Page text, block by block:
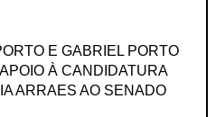
E GABRIEL PORTO
À CANDIDATURA
ARRAES AO SENADO